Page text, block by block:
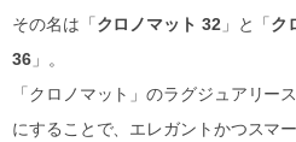
その名は「クロノマット 32」と「ク
36」。
「クロノマット」のラグジュアリー
にすることで、エレガントかつスマ